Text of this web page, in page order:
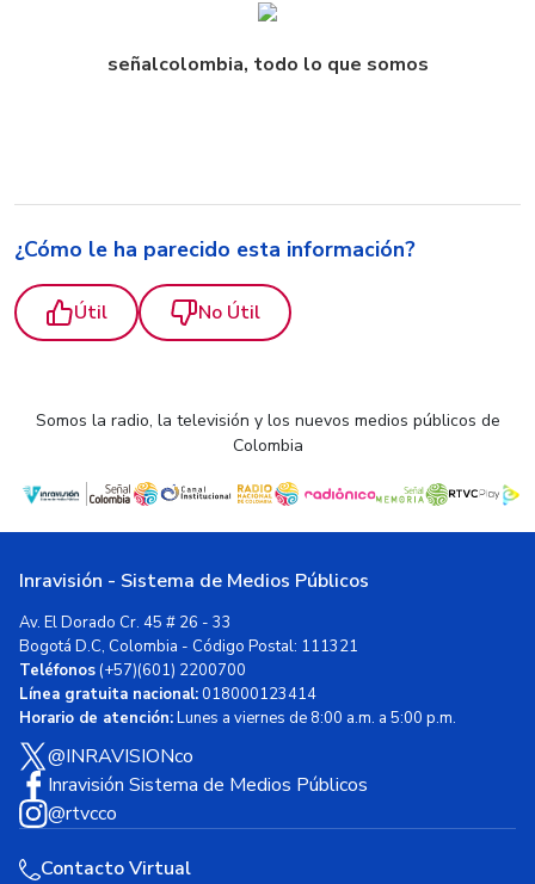
señalcolombia, todo lo que somos
¿Cómo le ha parecido esta información?
Útil No Útil
Somos la radio, la televisión y los nuevos medios públicos de
Colombia
Inravisión - Sistema de Medios Públicos
Av. El Dorado Cr. 45 # 26 - 33
Bogotá D.C, Colombia - Código Postal: 111321
Teléfonos(+57)(601) 2200700
Línea gratuita nacional:018000123414
Horario de atención:Lunes a viernes de 8:00 a.m. a 5:00 p.m.
@INRAVISIONco
Inravisión Sistema de Medios Públicos
@rtvcco
Contacto Virtual